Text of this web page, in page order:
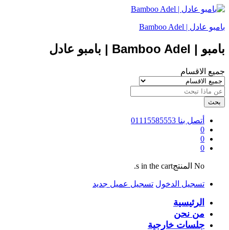
بامبو عادل | Bamboo Adel
بامبو | Bamboo Adel | بامبو عادل
جميع الاقسام
بحث
أتصل بنا 01115585553
0
0
0
No المنتجs in the cart.
تسجيل الدخول تسجيل عميل جديد
الرئيسية
من نحن
جلسات خارجية